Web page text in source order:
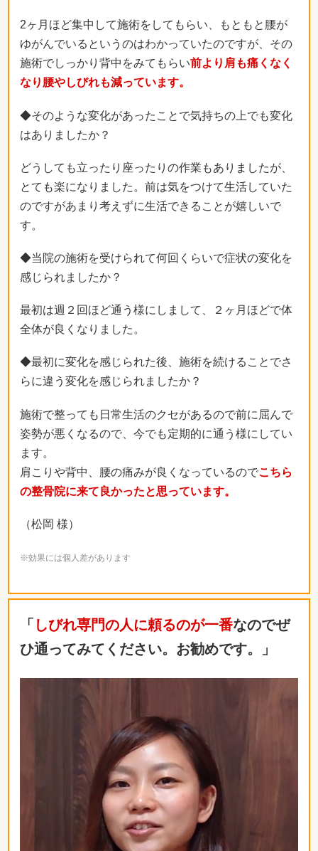
2ヶ月ほど集中して施術をしてもらい、もともと腰が
ゆがんでいるというのはわかっていたのですが、その
施術でしっかり背中をみてもらい前より肩も痛くなく
なり腰やしびれも減っています。
◆そのような変化があったことで気持ちの上でも変化
はありましたか？
どうしても立ったり座ったりの作業もありましたが、
とても楽になりました。前は気をつけて生活していた
のですがあまり考えずに生活できることが嬉しいで
す。
◆当院の施術を受けられて何回くらいで症状の変化を
感じられましたか？
最初は週２回ほど通う様にしまして、２ヶ月ほどで体
全体が良くなりました。
◆最初に変化を感じられた後、施術を続けることでさ
らに違う変化を感じられましたか？
施術で整っても日常生活のクセがあるので前に屈んで
姿勢が悪くなるので、今でも定期的に通う様にしてい
ます。
肩こりや背中、腰の痛みが良くなっているのでこちら
の整骨院に来て良かったと思っています。
（松岡 様）
※効果には個人差があります
「 しびれ専門の人に頼るのが一番なのでぜ
ひ通ってみてください。お勧めです。」